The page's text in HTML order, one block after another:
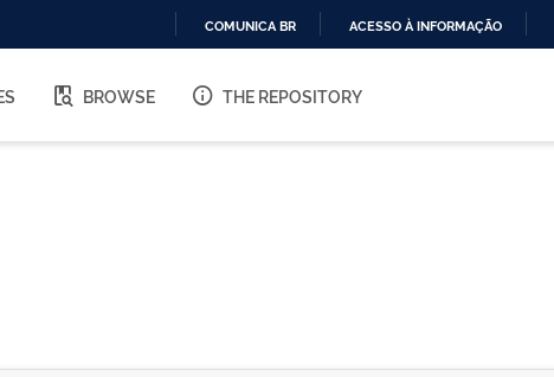
O
COMUNICA BR ACESSO À INFORMAÇÃO
BROWSE THE REPOSITORY